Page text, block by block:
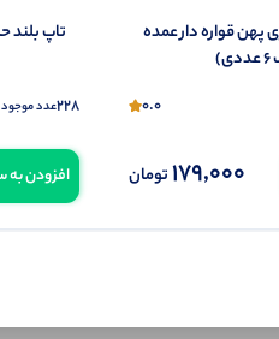
پهن قواره دار عمده
0.0
179,000تومان
تاپ بلند
228عدد موجود
افزودن به